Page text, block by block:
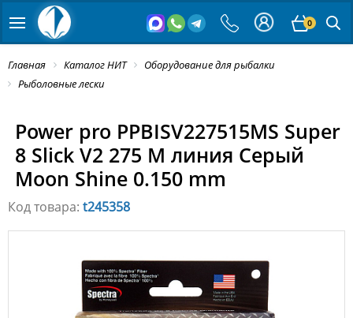
0
Главная Каталог НИТ
Оборудование для рыбалки
Рыболовные лески
Power pro PPBISV227515MS Super
8 Slick V2 275 M линия Серый
Moon Shine 0.150 mm
Код товара: t245358